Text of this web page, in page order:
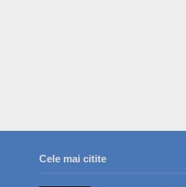
Cele mai citite